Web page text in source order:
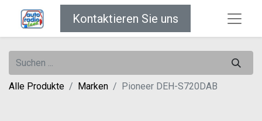
Kontaktieren Sie uns
Alle Produkte Marken Pioneer DEH-S720DAB